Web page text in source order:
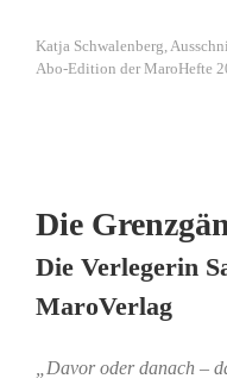
Katja Schwalenberg,
Abo-Edition der MaroHefte
Die
Die Verlegerin
MaroVerlag
„Davor oder danach –